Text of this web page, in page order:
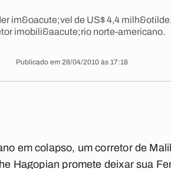
im&oacute;vel de US$ 4,4
imobili&aacute;rio norte-americano.
Publicado em 28/04/2010 às 17:18
em colapso, um corretor de
Hagopian promete deixar sua